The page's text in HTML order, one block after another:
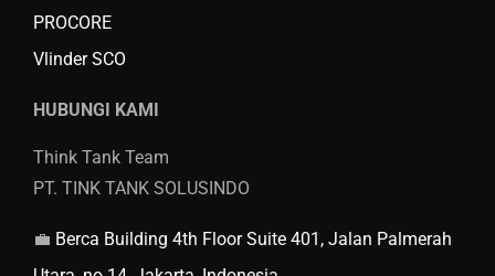
PROCORE
Vlinder SCO
HUBUNGI KAMI
Think Tank Team
PT. TINK TANK SOLUSINDO
💼 Berca Building 4th Floor Suite 401, Jalan Palmerah